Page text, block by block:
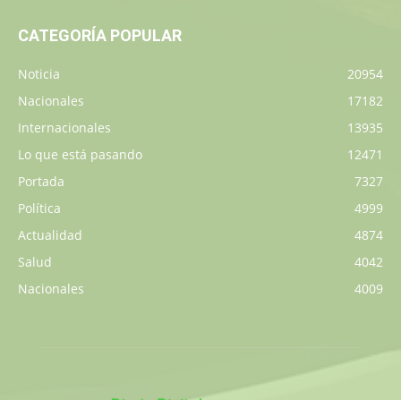
CATEGORÍA POPULAR
Noticia
20954
Nacionales
17182
Internacionales
13935
Lo que está pasando
12471
Portada
7327
Política
4999
Actualidad
4874
Salud
4042
Nacionales
4009